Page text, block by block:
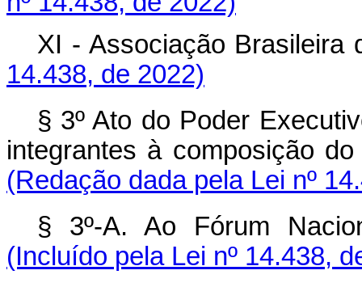
XI - Associação
14.438, de 2022)
§ 3º Ato do Poder
integrantes à composição
(Redação dada pela Lei nº
§ 3º-A. Ao Fórum
(Incluído pela Lei nº 14.438,